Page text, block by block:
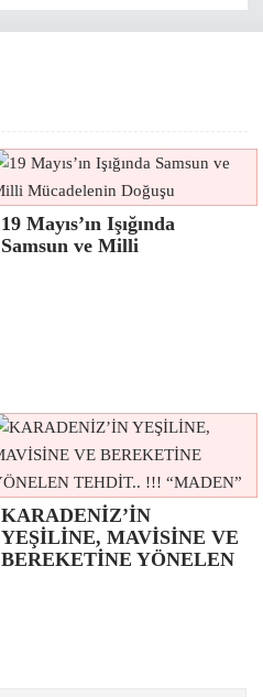
19 Mayıs’ın Işığında
Samsun ve Milli
KARADENİZ’İN
YEŞİLİNE, MAVİSİNE VE
BEREKETİNE YÖNELEN